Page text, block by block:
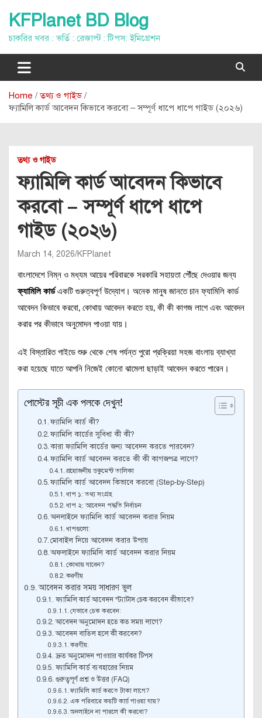
content
KFPlanet BD Blog
চাকরির খবর : ভর্তি : রেজাল্ট : টিপস: ইমিগ্রেশন
Home
তথ্য ও গাইড
ফ্যামিলি কার্ড আবেদন কিভাবে করবো – সম্পূর্ণ ধাপে ধাপে গাইড (২০২৬)
তথ্য ও গাইড
ফ্যামিলি কার্ড আবেদন কিভাবে
করবো – সম্পূর্ণ ধাপে ধাপে
গাইড (২০২৬)
March 14, 2026 KFPlanet
বাংলাদেশে নিম্ন ও মধ্যম আয়ের পরিবারকে সরকারি সহায়তা পৌঁছে দেওয়ার জন্য
ফ্যামিলি কার্ডএকটি গুরুত্বপূর্ণ উদ্যোগ। অনেক মানুষ জানতে চান ফ্যামিলি কার্ড
আবেদন কিভাবে করবো, কোথায় আবেদন করতে হয়, কী কী কাগজ লাগে এবং আবেদন
করার পর কীভাবে অনুমোদন পাওয়া যায়।
এই বিস্তারিত গাইডে শুরু থেকে শেষ পর্যন্ত পুরো প্রক্রিয়া সহজ বাংলায় ব্যাখ্যা
করা হয়েছে যাতে আপনি নিজেই কোনো ঝামেলা ছাড়াই আবেদন করতে পারেন।
পোস্টের সূচী এক পলকে দেখুন!
ফ্যামিলি কার্ড কী?
ফ্যামিলি কার্ডের সুবিধা কী কী?
কারা ফ্যামিলি কার্ডের জন্য আবেদন করতে পারবেন?
ফ্যামিলি কার্ড আবেদন করতে কী কী কাগজপত্র লাগে?
প্রয়োজনীয় ডকুমেন্ট তালিকা
ফ্যামিলি কার্ড আবেদন কিভাবে করবো (Step-by-Step)
ধাপ ১: তথ্য সংগ্রহ
ধাপ ২: আবেদন পদ্ধতি নির্বাচন
অনলাইনে ফ্যামিলি কার্ড আবেদন করার নিয়ম
ধাপগুলো:
মোবাইল দিয়ে আবেদন করার উপায়
অফলাইনে ফ্যামিলি কার্ড আবেদন করার নিয়ম
কোথায় যাবেন?
করণীয়
আবেদন করার সময় সাধারণ ভুল
ফ্যামিলি কার্ড আবেদন স্ট্যাটাস চেক করবেন কীভাবে?
যেভাবে চেক করবেন:
আবেদন অনুমোদন হতে কত সময় লাগে?
আবেদন বাতিল হলে কী করবেন?
করণীয়:
দ্রুত অনুমোদন পাওয়ার কার্যকর টিপস
ফ্যামিলি কার্ড ব্যবহারের নিয়ম
গুরুত্বপূর্ণ প্রশ্ন ও উত্তর (FAQ)
ফ্যামিলি কার্ড করতে টাকা লাগে?
এক পরিবারে কয়টি কার্ড পাওয়া যায়?
অনলাইনে না পারলে কী করবো?